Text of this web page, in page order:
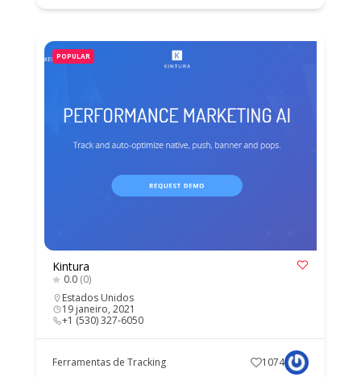
POPULAR
Kintura
0.0 (0)
Estados Unidos
19 janeiro, 2021
+1 (530) 327-6050
Ferramentas de Tracking 1074